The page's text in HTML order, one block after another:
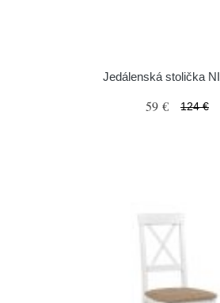
Jedálenská stolička
59 € 124 €